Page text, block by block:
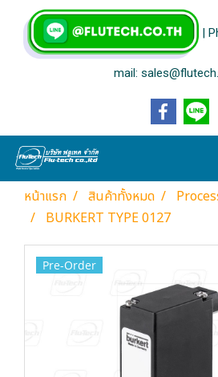
|
mail:
หน้าแรก สินค้าทั้งหมด
BURKERT TYPE 0127
Pre-Order